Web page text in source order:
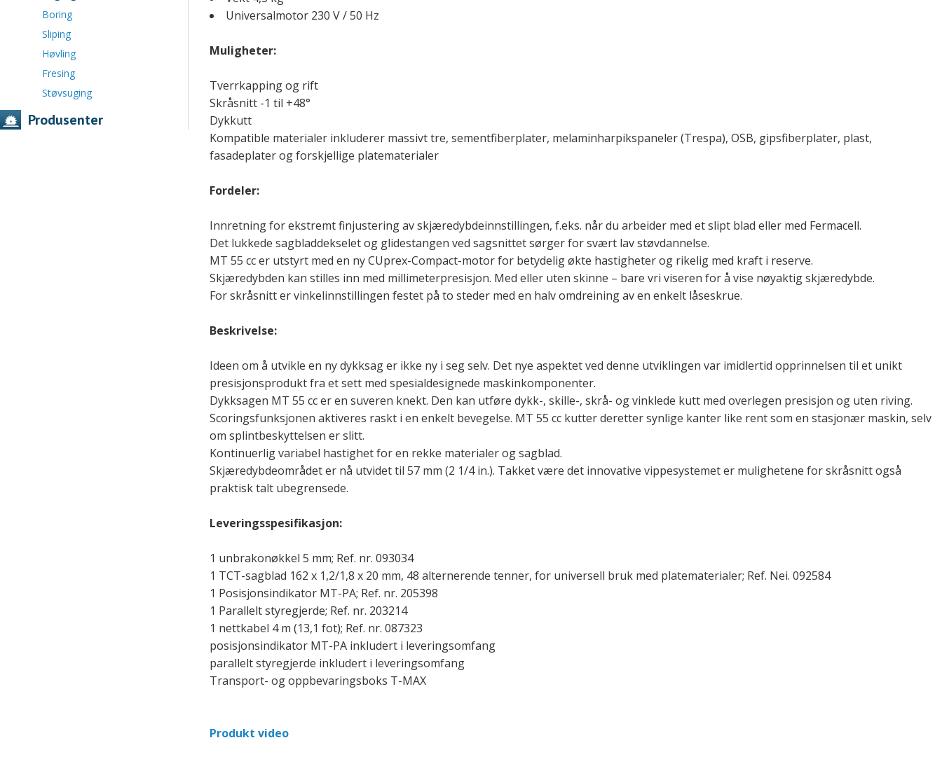
Boring
Sliping
Høvling
Fresing
Støvsuging
Produsenter
Universalmotor 230 V / 50 Hz
Muligheter:
Tverrkapping og rift
Skråsnitt -1 til +48°
Dykkutt
Kompatible materialer inkluderer massivt tre, sementfiberplater, melaminharpikspaneler (Trespa), OSB, gipsfiberplater, plast,
fasadeplater og forskjellige platematerialer
Fordeler:
Innretning for ekstremt finjustering av skjæredybdeinnstillingen, f.eks. når du arbeider med et slipt blad eller med Fermacell.
Det lukkede sagbladdekselet og glidestangen ved sagsnittet sørger for svært lav støvdannelse.
MT 55 cc er utstyrt med en ny CUprex-Compact-motor for betydelig økte hastigheter og rikelig med kraft i reserve.
Skjæredybden kan stilles inn med millimeterpresisjon. Med eller uten skinne – bare vri viseren for å vise nøyaktig skjæredybde.
For skråsnitt er vinkelinnstillingen festet på to steder med en halv omdreining av en enkelt låseskrue.
Beskrivelse:
Ideen om å utvikle en ny dykksag er ikke ny i seg selv. Det nye aspektet ved denne utviklingen var imidlertid opprinnelsen til et unikt
presisjonsprodukt fra et sett med spesialdesignede maskinkomponenter.
Dykksagen MT 55 cc er en suveren knekt. Den kan utføre dykk-, skille-, skrå- og vinklede kutt med overlegen presisjon og uten riving.
Scoringsfunksjonen aktiveres raskt i en enkelt bevegelse. MT 55 cc kutter deretter synlige kanter like rent som en stasjonær maskin, selv
om splintbeskyttelsen er slitt.
Kontinuerlig variabel hastighet for en rekke materialer og sagblad.
Skjæredybdeområdet er nå utvidet til 57 mm (2 1/4 in.). Takket være det innovative vippesystemet er mulighetene for skråsnitt også
praktisk talt ubegrensede.
Leveringsspesifikasjon:
1 unbrakonøkkel 5 mm; Ref. nr. 093034
1 TCT-sagblad 162 x 1,2/1,8 x 20 mm, 48 alternerende tenner, for universell bruk med platematerialer; Ref. Nei. 092584
1 Posisjonsindikator MT-PA; Ref. nr. 205398
1 Parallelt styregjerde; Ref. nr. 203214
1 nettkabel 4 m (13,1 fot); Ref. nr. 087323
posisjonsindikator MT-PA inkludert i leveringsomfang
parallelt styregjerde inkludert i leveringsomfang
Transport- og oppbevaringsboks T-MAX
Produkt video